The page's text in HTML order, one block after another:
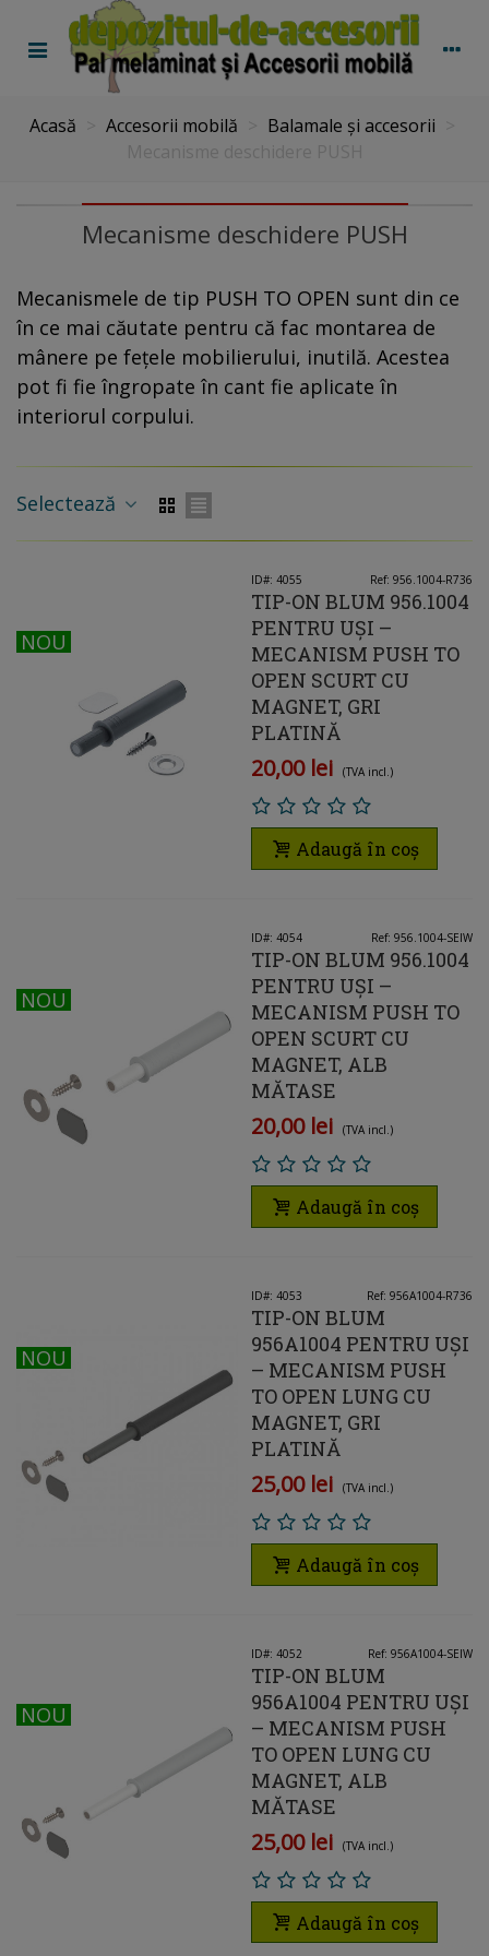
Acasă Accesorii mobilă Balamale și accesorii
Mecanisme deschidere PUSH
Mecanismele de tip PUSH TO OPEN sunt din ce
în ce mai căutate pentru că fac montarea de
mânere pe fețele mobilierului, inutilă. Acestea
pot fi fie îngropate în cant fie aplicate în
interiorul corpului.
Selectează
NOU
NOU
ID#: 4055 Ref: 956.1004-R736
TIP-ON BLUM 956.1004
PENTRU UȘI –
MECANISM PUSH TO
OPEN SCURT CU
MAGNET, GRI
PLATINĂ
20,00 lei (TVA incl.)
Adaugă în coș
NOU
NOU
ID#: 4054 Ref: 956.1004-SEIW
TIP-ON BLUM 956.1004
PENTRU UȘI –
MECANISM PUSH TO
OPEN SCURT CU
MAGNET, ALB
MĂTASE
20,00 lei (TVA incl.)
Adaugă în coș
NOU
NOU
ID#: 4053 Ref: 956A1004-R736
TIP-ON BLUM
956A1004 PENTRU UȘI
– MECANISM PUSH
TO OPEN LUNG CU
MAGNET, GRI
PLATINĂ
25,00 lei (TVA incl.)
Adaugă în coș
NOU
NOU
ID#: 4052 Ref: 956A1004-SEIW
TIP-ON BLUM
956A1004 PENTRU UȘI
– MECANISM PUSH
TO OPEN LUNG CU
MAGNET, ALB
MĂTASE
25,00 lei (TVA incl.)
Adaugă în coș